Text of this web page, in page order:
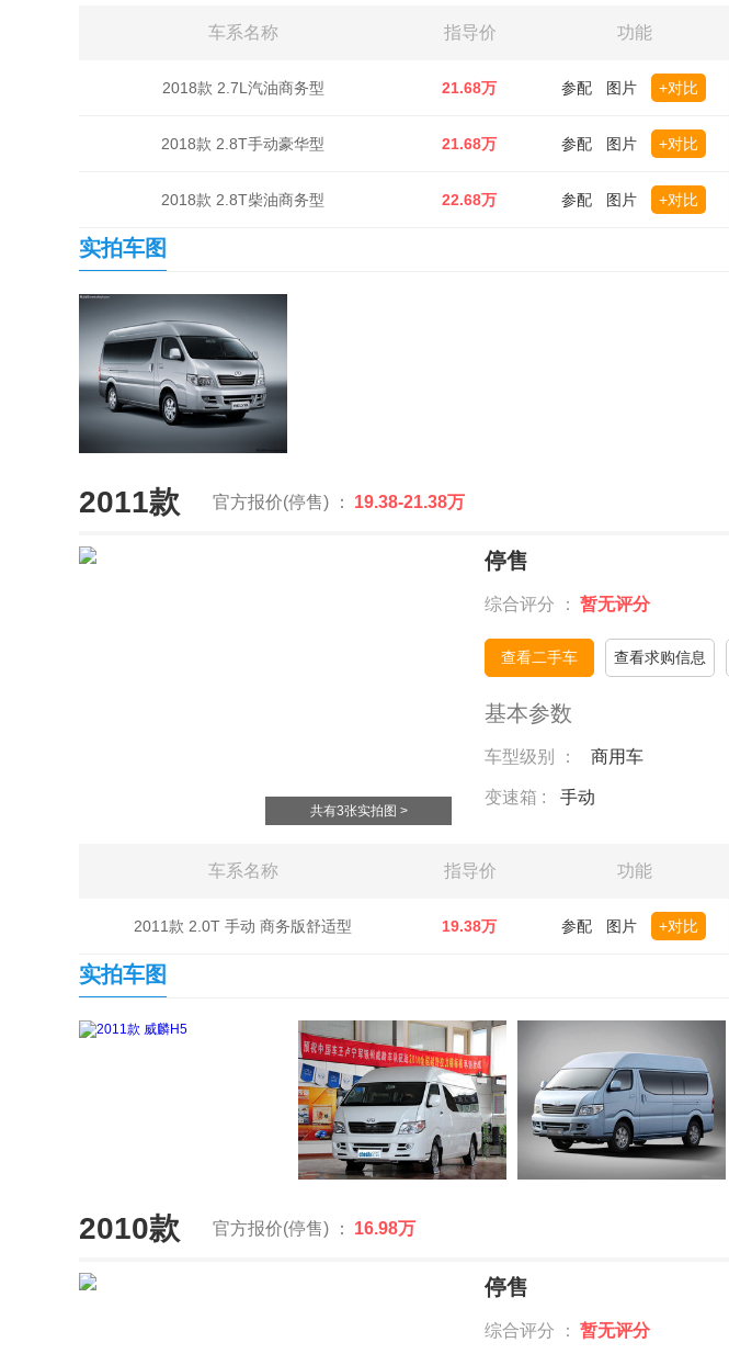
车系名称 指导价 功能
2018款 2.7L汽油商务型 21.68万 参配 图片 +对比
2018款 2.8T手动豪华型 21.68万 参配 图片 +对比
2018款 2.8T柴油商务型 22.68万 参配 图片 +对比
实拍车图
2011款 官方报价(停售) ： 19.38-21.38万
共有3张实拍图 >
停售
综合评分 ： 暂无评分
查看二手车 查看求购信息
基本参数
车型级别 ： 商用车
变速箱 : 手动
车系名称 指导价 功能
2011款 2.0T 手动 商务版舒适型 19.38万 参配 图片 +对比
实拍车图
2010款 官方报价(停售) ： 16.98万
停售
综合评分 ： 暂无评分